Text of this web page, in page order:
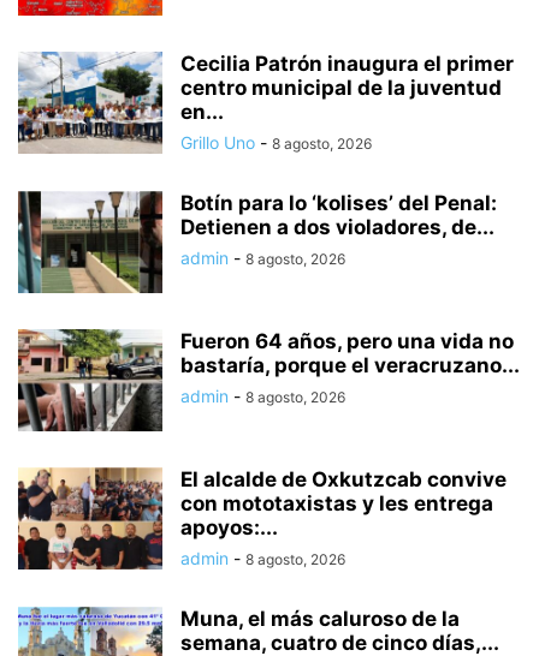
Cecilia Patrón inaugura el primer
centro municipal de la juventud
en...
Grillo Uno - 8 agosto, 2026
Botín para lo ‘kolises’ del Penal:
Detienen a dos violadores, de...
admin - 8 agosto, 2026
Fueron 64 años, pero una vida no
bastaría, porque el veracruzano...
admin - 8 agosto, 2026
El alcalde de Oxkutzcab convive
con mototaxistas y les entrega
apoyos:...
admin - 8 agosto, 2026
Muna, el más caluroso de la
semana, cuatro de cinco días,...